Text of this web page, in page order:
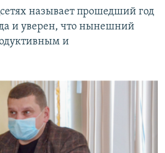
называет прошедший год
и уверен, что нынешний
и